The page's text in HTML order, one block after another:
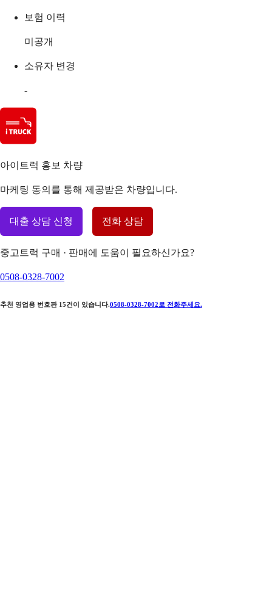
보험 이력
미공개
소유자 변경
-
아이트럭 홍보 차량
마케팅 동의를 통해 제공받은 차량입니다.
대출 상담 신청 전화 상담
중고트럭 구매 · 판매에 도움이 필요하신가요?
0508-0328-7002
추천 영업용 번호판 15건이 있습니다.0508-0328-7002 로 전화주세요.